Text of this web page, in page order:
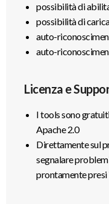
possibilità di
possibilità di
auto-
auto-
Licenza e
I tools sono
Apache 2.0
Direttamente sul
segnalare
prontamente presi